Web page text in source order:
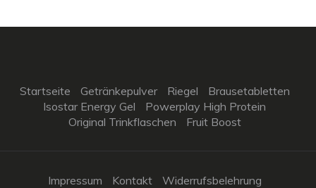
Startseite Getränkepulver Riegel
Brausetabletten
Isostar Energy Gel
Powerplay High Protein
Original Trinkflaschen
Fruit Boost
Impressum Kontakt
Widerrufsbelehrung